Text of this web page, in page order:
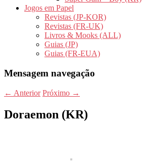
Jogos em Papel
Revistas (JP-KOR)
Revistas (FR-UK)
Livros & Mooks (ALL)
Guias (JP)
Guias (FR-EUA)
Mensagem navegação
← Anterior Próximo →
Doraemon (KR)